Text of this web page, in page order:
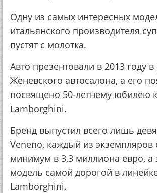
Одну из самых интересных
итальянского производителя
пустят с молотка.
Авто презентовали в 2013 году
Женевского автосалона, а его
посвящено 50-летнему юбилею
Lamborghini.
Бренд выпустил всего лишь
Veneno, каждый из экземпляров
минимум в 3,3 миллиона евро, а
модель самой дорогой в
Lamborghini.